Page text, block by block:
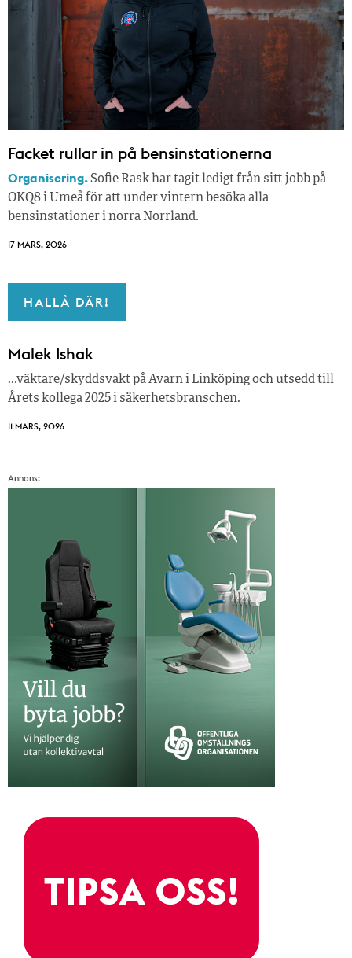
Facket rullar in på bensinstationerna
Organisering.Sofie Rask har tagit ledigt från sitt jobb på
OKQ8 i Umeå för att under vintern besöka alla
bensinstationer i norra Norrland.
17 MARS, 2026
HALLÅ DÄR!
Malek Ishak
…väktare/skyddsvakt på Avarn i Linköping och utsedd till
Årets kollega 2025 i säkerhetsbranschen.
11 MARS, 2026
Annons: